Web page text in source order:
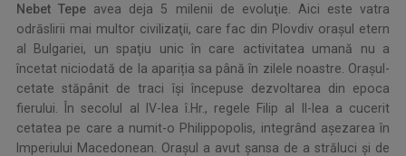
Nebet Tepe avea deja 5 milenii de evoluţie. Aici este vatra
odrăslirii mai multor civilizaţii, care fac din Plovdiv oraşul etern
al Bulgariei, un spaţiu unic în care activitatea umană nu a
încetat niciodată de la apariția sa până în zilele noastre. Orașul-
cetate stăpânit de traci îşi începuse dezvoltarea din epoca
fierului. În secolul al IV-lea î.Hr., regele Filip al II-lea a cucerit
cetatea pe care a numit-o Philippopolis, integrând aşezarea în
Imperiului Macedonean. Orașul a avut șansa de a străluci și de